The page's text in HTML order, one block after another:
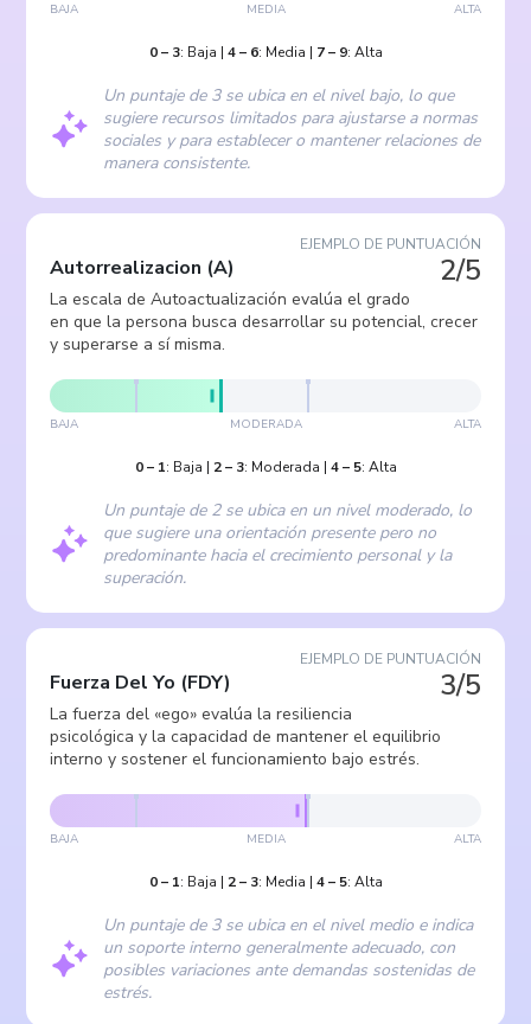
BAJA MEDIA ALTA
0– 3: Baja | 4– 6: Media | 7– 9: Alta
Un puntaje de 3 se ubica en el nivel bajo, lo que
sugiere recursos limitados para ajustarse a normas
sociales y para establecer o mantener relaciones de
manera consistente.
EJEMPLO DE PUNTUACIÓN
2/5
Autorrealizacion (A)
La escala de Autoactualización evalúa el grado
en que la persona busca desarrollar su potencial, crecer
y superarse a sí misma.
BAJA MODERADA ALTA
0– 1: Baja | 2– 3: Moderada | 4– 5: Alta
Un puntaje de 2 se ubica en un nivel moderado, lo
que sugiere una orientación presente pero no
predominante hacia el crecimiento personal y la
superación.
EJEMPLO DE PUNTUACIÓN
3/5
Fuerza Del Yo (FDY)
La fuerza del «ego» evalúa la resiliencia
psicológica y la capacidad de mantener el equilibrio
interno y sostener el funcionamiento bajo estrés.
BAJA MEDIA ALTA
0– 1: Baja | 2– 3: Media | 4– 5: Alta
Un puntaje de 3 se ubica en el nivel medio e indica
un soporte interno generalmente adecuado, con
posibles variaciones ante demandas sostenidas de
estrés.